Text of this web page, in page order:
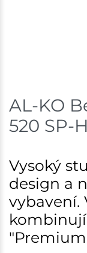
AL-KO
520 SP-
Vysoký
design a
vybavení.
kombinují